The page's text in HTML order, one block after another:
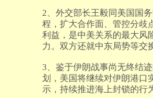
2、外交部长王毅同美国国
程，扩大合作面、管控分歧
利益，是中美关系的最大风
力。双方还就中东局势等交
3、鉴于伊朗战事尚无终结
划，美国将继续对伊朗港口
示，持续推进海上封锁的行